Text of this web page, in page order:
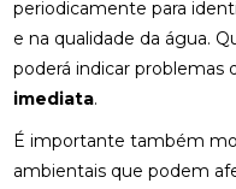
periodicamente para
e na qualidade da água.
poderá indicar problemas
imediata.
É importante também
ambientais que podem